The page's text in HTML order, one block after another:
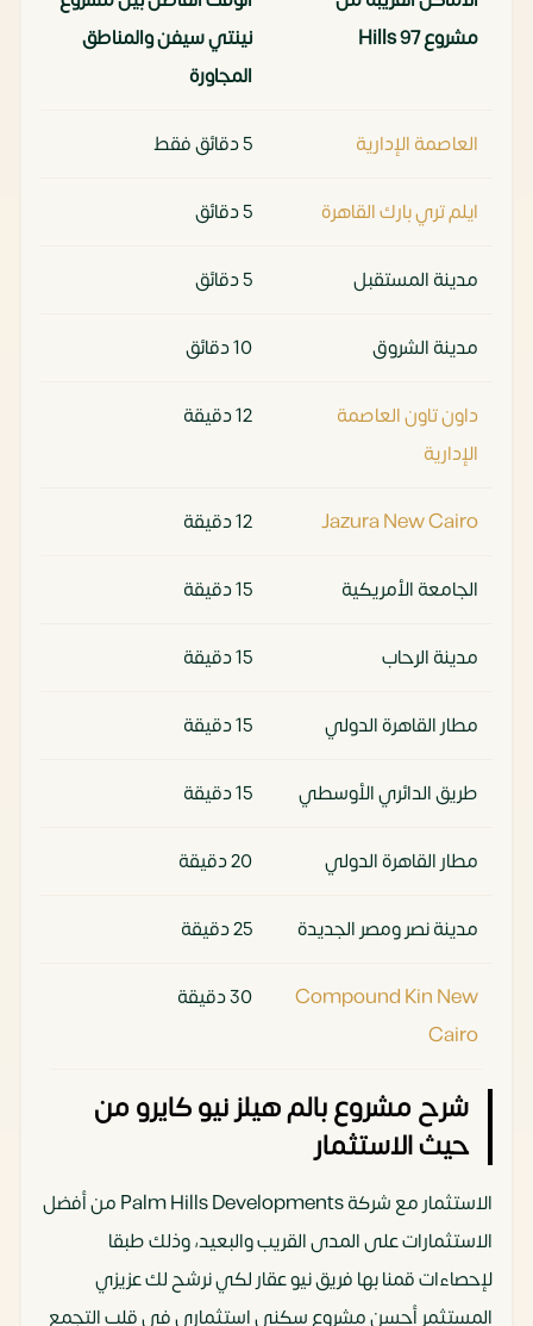
مشروع 97 Hills
نينتي سيفن والمناطق
المجاورة
العاصمة الإدارية 5 دقائق فقط
ايلم تري بارك القاهرة 5 دقائق
مدينة المستقبل 5 دقائق
مدينة الشروق 10 دقائق
داون تاون العاصمة
الإدارية
12 دقيقة
Jazura New Cairo 12 دقيقة
الجامعة الأمريكية 15 دقيقة
مدينة الرحاب 15 دقيقة
مطار القاهرة الدولي 15 دقيقة
طريق الدائري الأوسطي 15 دقيقة
مطار القاهرة الدولي 20 دقيقة
مدينة نصر ومصر الجديدة 25 دقيقة
Compound Kin New
Cairo
30 دقيقة
شرح مشروع بالم هيلز نيو كايرو من
حيث الاستثمار
الاستثمار مع شركة Palm Hills Developments من أفضل
الاستثمارات على المدى القريب والبعيد، وذلك طبقا
لإحصاءات قمنا بها فريق نيو عقار لكي نرشح لك عزيزي
المستثمر أحسن مشروع سكني استثماري في قلب التجمع